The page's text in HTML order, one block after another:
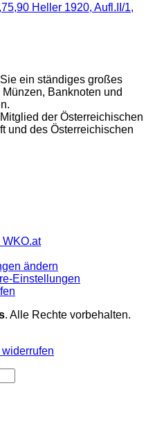
Heller 1920, Aufl.II/1,
ein ständiges großes
Banknoten und
der Österreichischen
und des Österreichischen
WKO.at
ändern
Einstellungen
. Alle Rechte vorbehalten.